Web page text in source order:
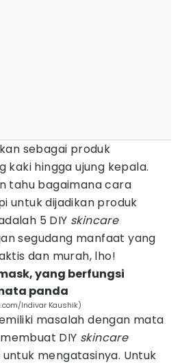
sebagai produk
kaki hingga ujung kepala.
tahu bagaimana cara
untuk dijadikan produk
5 DIY skincare
segudang manfaat yang
dan murah, lho!
yang berfungsi
panda
Indivar Kaushik)
masalah dengan mata
DIY skincare
mengatasinya. Untuk